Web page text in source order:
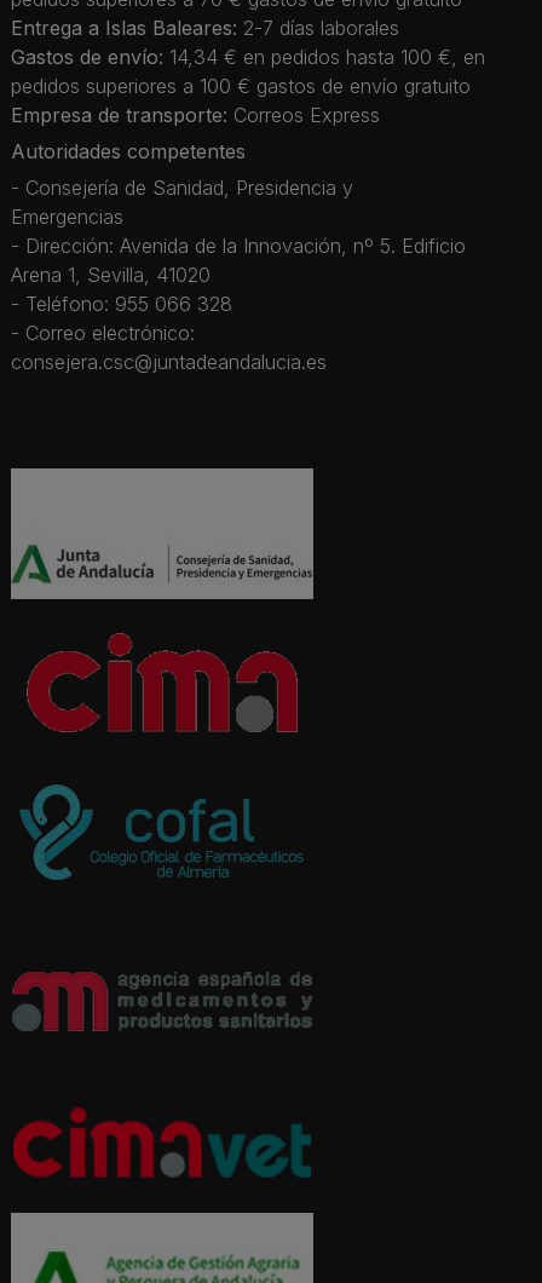
Entrega a Islas Baleares: 2-7 días laborales
Gastos de envío: 14,34 € en pedidos hasta 100 €, en
pedidos superiores a 100 € gastos de envío gratuito
Empresa de transporte: Correos Express
Autoridades competentes
- Consejería de Sanidad, Presidencia y
Emergencias
- Dirección: Avenida de la Innovación, nº 5. Edificio
Arena 1, Sevilla, 41020
- Teléfono: 955 066 328
- Correo electrónico:
consejera.csc@juntadeandalucia.es